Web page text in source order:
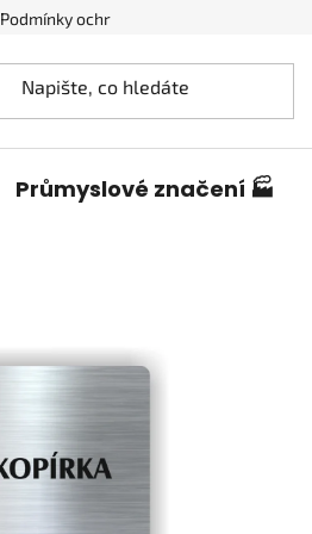
Podmínky ochrany osobních údajů
Průmyslové značení 🏭